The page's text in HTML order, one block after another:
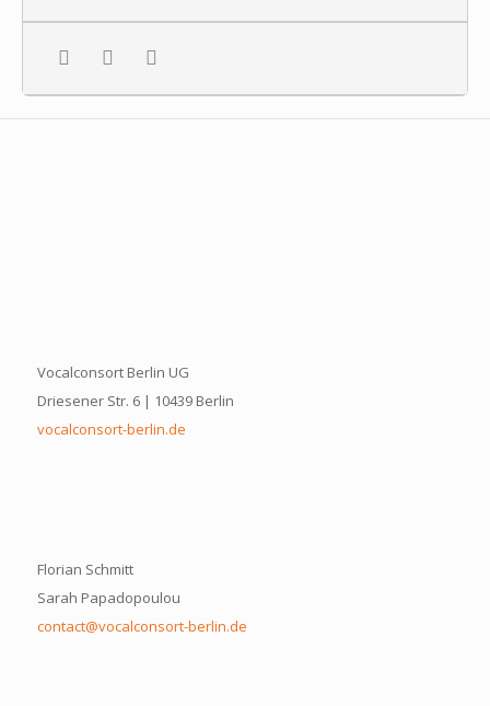
Vocalconsort Berlin UG
Driesener Str. 6 | 10439 Berlin
vocalconsort-berlin.de
Florian Schmitt
Sarah Papadopoulou
contact@vocalconsort-berlin.de